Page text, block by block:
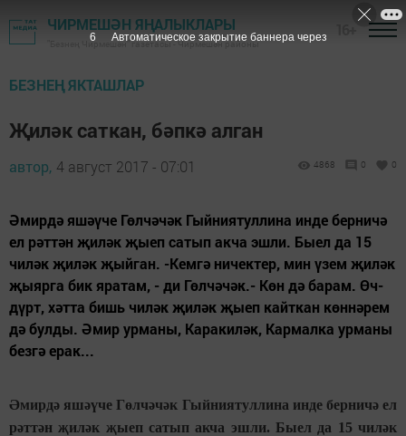
ЧИРМЕШӘН ЯҢАЛЫКЛАРЫ
"Безнең Чирмешән" газетасы - Чирмешән районы
БЕЗНЕҢ ЯКТАШЛАР
Җиләк саткан, бәпкә алган
автор, 4 август 2017 - 07:01 4868 0 0
Әмирдә яшәүче Гөлчәчәк Гыйниятуллина инде берничә
ел рәттән җиләк җыеп сатып акча эшли. Быел да 15
чиләк җиләк җыйган. -Кемгә ничектер, мин үзем җиләк
җыярга бик яратам, - ди Гөлчәчәк.- Көн дә барам. Өч-
дүрт, хәтта бишь чиләк җиләк җыеп кайткан көннәрем
дә булды. Әмир урманы, Каракиләк, Кармалка урманы
безгә ерак...
Әмирдә яшәүче Гөлчәчәк Гыйниятуллина инде берничә ел
рәттән җиләк җыеп сатып акча эшли. Быел да 15 чиләк
5 Автоматическое закрытие баннера через